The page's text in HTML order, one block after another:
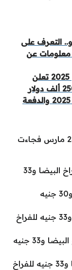
الإتجاه بسرعة 170 كيلو.. التعرف على
هوية فتاة حادث الجلالة المروع و7 معلومات عن
حقق حلمك بـSMS.. مسابقة الحلم 2025 تعلن
رسمياً موعد صرف معاشات أبريل 2025 والدفعة
الأحد 28 مارس فجاءت
رئيس رابطة الدواجن: 27 جنيه للفراخ البيضا و33
محمود الجداوي: 27 جنية للبيضاء و30 جنيه
منير السقا: 27 جنيه للفراخ البيضا و33 جنيه للفراخ
المنصورة للدواجن: 27 جنيه للفراخ البيضا و33 جنيه
محمد عادل: 27 جنيه للفراخ البيضا و33 جنيه للفراخ